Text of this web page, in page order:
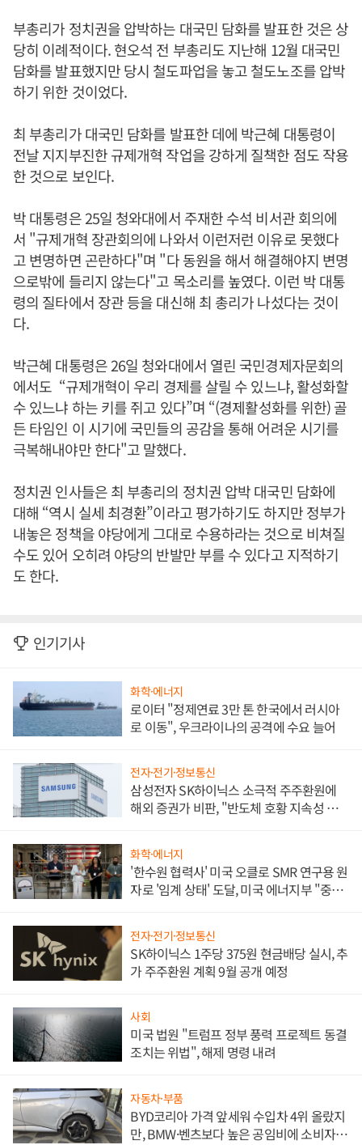
부총리가 정치권을 압박하는 대국민 담화를 발표한 것은 상
당히 이례적이다. 현오석 전 부총리도 지난해 12월 대국민
담화를 발표했지만 당시 철도파업을 놓고 철도노조를 압박
하기 위한 것이었다.
최 부총리가 대국민 담화를 발표한 데에 박근혜 대통령이
전날 지지부진한 규제개혁 작업을 강하게 질책한 점도 작용
한 것으로 보인다.
박 대통령은 25일 청와대에서 주재한 수석 비서관 회의에
서 "규제개혁 장관회의에 나와서 이런저런 이유로 못했다
고 변명하면 곤란하다"며 "다 동원을 해서 해결해야지 변명
으로밖에 들리지 않는다"고 목소리를 높였다. 이런 박 대통
령의 질타에서 장관 등을 대신해 최 총리가 나섰다는 것이
다.
박근혜 대통령은 26일 청와대에서 열린 국민경제자문회의
에서도 “규제개혁이 우리 경제를 살릴 수 있느냐, 활성화할
수 있느냐 하는 키를 쥐고 있다”며 “(경제활성화를 위한) 골
든 타임인 이 시기에 국민들의 공감을 통해 어려운 시기를
극복해내야만 한다"고 말했다.
정치권 인사들은 최 부총리의 정치권 압박 대국민 담화에
대해 “역시 실세 최경환”이라고 평가하기도 하지만 정부가
내놓은 정책을 야당에게 그대로 수용하라는 것으로 비쳐질
수도 있어 오히려 야당의 반발만 부를 수 있다고 지적하기
도 한다.
인기기사
화학·에너지
로이터 "정제연료 3만 톤 한국에서 러시아
로 이동", 우크라이나의 공격에 수요 늘어
전자·전기·정보통신
삼성전자 SK하이닉스 소극적 주주환원에
해외 증권가 비판, "반도체 호황 지속성 의
화학·에너지
'한수원 협력사' 미국 오클로 SMR 연구용 원
자로 '임계 상태' 도달, 미국 에너지부 "중요
전자·전기·정보통신
SK하이닉스 1주당 375원 현금배당 실시, 추
가 주주환원 계획 9월 공개 예정
사회
미국 법원 "트럼프 정부 풍력 프로젝트 동결
조치는 위법", 해제 명령 내려
자동차·부품
BYD코리아 가격 앞세워 수입차 4위 올랐지
만, BMW·벤츠보다 높은 공임비에 소비자